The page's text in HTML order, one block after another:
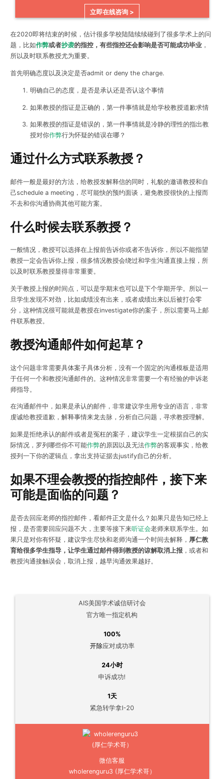
立即在线咨询 >
在2020即将结束的时候，估计很多学校陆陆续续碰到了很多学术上的问
题，比如作弊或者抄袭的指控，有些指控还会影响是否可能成功毕业，
所以及时联系教授尤为重要。
首先明确态度以及决定是否admit or deny the charge.
明确自己的态度，是否是承认还是否认这个事情
如果教授的指证是正确的，第一件事情就是给学校教授道歉求情
如果教授的指证是错误的，第一件事情就是冷静的理性的指出教
授对你作弊行为怀疑的错误在哪？
通过什么方式联系教授？
邮件一般是最好的方法，给教授发解释信的同时，礼貌的邀请教授和自
己schedule a meeting，尽可能快的预约面谈，避免教授很快的上报而
不去和你沟通协商其他可能方案。
什么时候去联系教授？
一般情况，教授可以选择在上报前告诉你或者不告诉你，所以不能指望
教授一定会告诉你上报，很多情况教授会绕过和学生沟通直接上报，所
以及时联系教授显得非常重要。
关于教授上报的时间点，可以是学期末也可以是下个学期开学。所以一
旦学生发现不对劲，比如成绩没有出来，或者成绩出来以后被打会零
分，这种情况很可能就是教授在investigate你的案子，所以需要马上邮
件联系教授。
教授沟通邮件如何起草？
这个问题非常需要具体案子具体分析，没有一个固定的沟通模板是适用
于任何一个和教授沟通邮件的。这种情况非常需要一个有经验的申诉老
师指导。
在沟通邮件中，如果是承认的邮件，非常建议学生用专业的语言，非常
虔诚给教授道歉，解释事情来龙去脉，分析自己问题，寻求教授理解。
如果是拒绝承认的邮件或者是冤枉的案子，建议学生一定根据自己的实
际情况，罗列哪些你不可能作弊的原因以及无法作弊的客观事实，给教
授列一下你的逻辑点，拿出支持证据去justify自己的分析。
如果不理会教授的指控邮件，接下来
可能是面临的问题？
是否去回应老师的指控邮件，看邮件正文是什么？如果只是告知已经上
报，是否需要回应问题不大，主要等接下来听证会老师来联系学生。如
果只是对你有怀疑，建议学生尽快和老师沟通一个时间去解释， 厚仁教
育给很多学生指导，让学生通过邮件得到教授的谅解取消上报，或者和
教授沟通接触误会，取消上报，越早沟通效果越好。
AIS美国学术诚信研讨会
官方唯一指定机构
100%
开除应对成功率
24小时
申诉成功!
1天
紧急转学拿I-20
微信客服
wholerenguru3 (厚仁学术哥）